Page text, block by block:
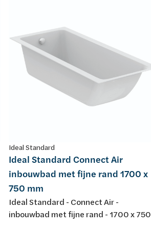
Ideal Standard
Ideal Standard Connect Air
inbouwbad met fijne rand 1700 x
750 mm
Ideal Standard - Connect Air -
inbouwbad met fijne rand - 1700 x 750